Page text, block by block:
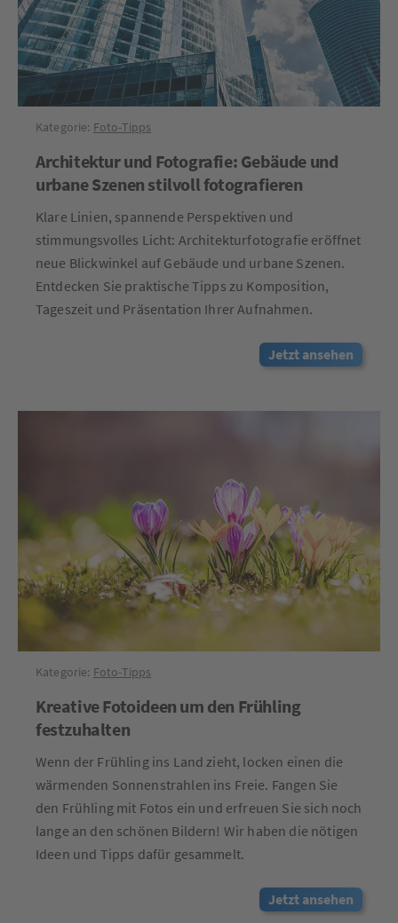
Kategorie: Foto-Tipps
Architektur und Fotografie: Gebäude und
urbane Szenen stilvoll fotografieren
Klare Linien, spannende Perspektiven und
stimmungsvolles Licht: Architekturfotografie eröffnet
neue Blickwinkel auf Gebäude und urbane Szenen.
Entdecken Sie praktische Tipps zu Komposition,
Tageszeit und Präsentation Ihrer Aufnahmen.
Jetzt ansehen
Kategorie: Foto-Tipps
Kreative Fotoideen um den Frühling
festzuhalten
Wenn der Frühling ins Land zieht, locken einen die
wärmenden Sonnenstrahlen ins Freie. Fangen Sie
den Frühling mit Fotos ein und erfreuen Sie sich noch
lange an den schönen Bildern! Wir haben die nötigen
Ideen und Tipps dafür gesammelt.
Jetzt ansehen